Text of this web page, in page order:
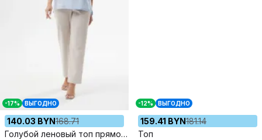
-17% ВЫГОДНО
140.03 BYN168.71
Голубой леновый топ прямого силуэта с двойной бретелью
-12% ВЫГОДНО
159.41 BYN181.14
Топ